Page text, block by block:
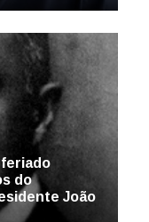
feriado
do
João